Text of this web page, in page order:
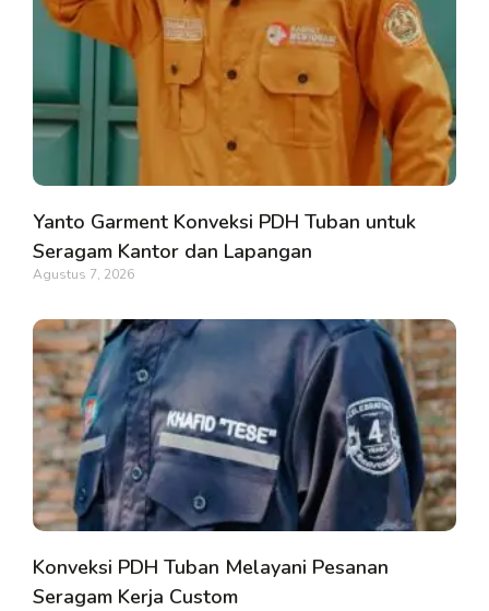
Yanto Garment Konveksi PDH Tuban untuk
Seragam Kantor dan Lapangan
Agustus 7, 2026
Konveksi PDH Tuban Melayani Pesanan
Seragam Kerja Custom